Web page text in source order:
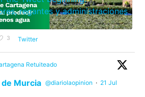
3 Twitter
Retuiteado
de Murcia @diariolaopinion · 21 Jul